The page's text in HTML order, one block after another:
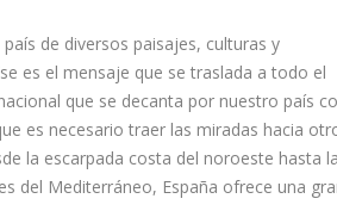
país de diversos paisajes, culturas y
es el mensaje que se traslada a todo el
que se decanta por nuestro país
es necesario traer las miradas hacia
la escarpada costa del noroeste hasta
del Mediterráneo, España ofrece una